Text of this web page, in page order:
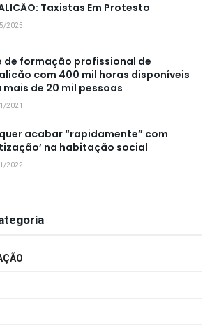
Taxistas Em Protesto
2025
de formação profissional de
com 400 mil horas disponíveis
mais de 20 mil pessoas
2021
quer acabar “rapidamente” com
na habitação social
2022